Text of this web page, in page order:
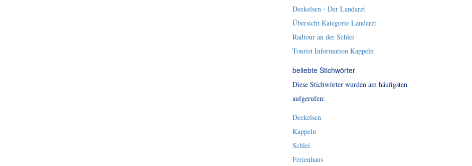
Deekelsen - Der Landarzt
Übersicht Kategorie Landarzt
Radtour an der Schlei
Tourist Information Kappeln
beliebte Stichwörter
Diese Stichwörter wurden am häufigsten
aufgerufen:
Deekelsen
Kappeln
Schlei
Ferienhaus